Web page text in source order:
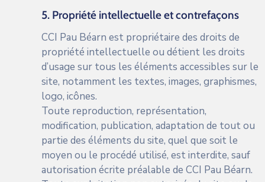
5. Propriété intellectuelle et contrefaçons
CCI Pau Béarn est propriétaire des droits de
propriété intellectuelle ou détient les droits
d’usage sur tous les éléments accessibles sur le
site, notamment les textes, images, graphismes,
logo, icônes.
Toute reproduction, représentation,
modification, publication, adaptation de tout ou
partie des éléments du site, quel que soit le
moyen ou le procédé utilisé, est interdite, sauf
autorisation écrite préalable de CCI Pau Béarn.